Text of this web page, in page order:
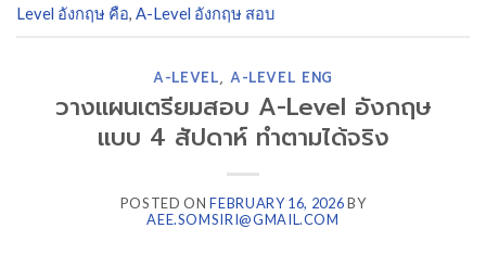
Level อังกฤษ คือ, A-Level อังกฤษ สอบ
A-LEVEL, A-LEVEL ENG
วางแผนเตรียมสอบ A-Level อังกฤษ
แบบ 4 สัปดาห์ ทำตามได้จริง
POSTED ONFEBRUARY 16, 2026BY
AEE.SOMSIRI@GMAIL.COM